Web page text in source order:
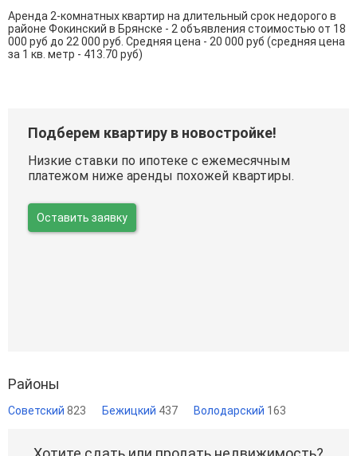
Аренда 2-комнатных квартир на длительный срок недорого в
районе Фокинский в Брянске - 2 объявления стоимостью от 18
000 руб до 22 000 руб. Средняя цена - 20 000 руб (средняя цена
за 1 кв. метр - 413.70 руб)
Подберем квартиру в новостройке!
Низкие ставки по ипотеке с ежемесячным
платежом ниже аренды похожей квартиры.
Оставить заявку
Районы
Советский 823 Бежицкий 437 Володарский 163